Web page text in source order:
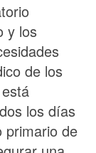
y los
de los
los días
primario de